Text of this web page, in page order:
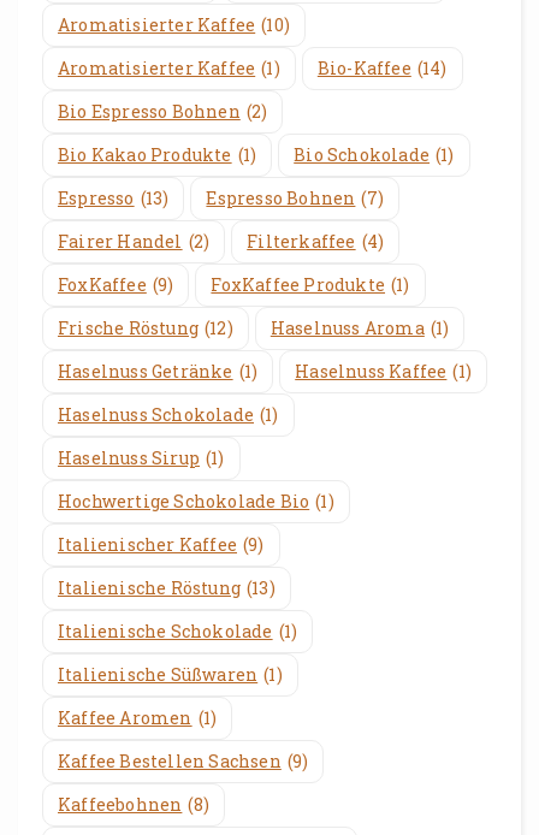
Aromatisierter Kaffee (10)
Aromatisierter Kaffee (1) Bio-Kaffee (14)
Bio Espresso Bohnen (2)
Bio Kakao Produkte (1) Bio Schokolade (1)
Espresso (13) Espresso Bohnen (7)
Fairer Handel (2) Filterkaffee (4)
FoxKaffee (9) FoxKaffee Produkte (1)
Frische Röstung (12) Haselnuss Aroma (1)
Haselnuss Getränke (1) Haselnuss Kaffee (1)
Haselnuss Schokolade (1)
Haselnuss Sirup (1)
Hochwertige Schokolade Bio (1)
Italienischer Kaffee (9)
Italienische Röstung (13)
Italienische Schokolade (1)
Italienische Süßwaren (1)
Kaffee Aromen (1)
Kaffee Bestellen Sachsen (9)
Kaffeebohnen (8)